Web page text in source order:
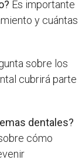
Es importante
y cuántas
sobre los
cubrirá parte
dentales?
cómo